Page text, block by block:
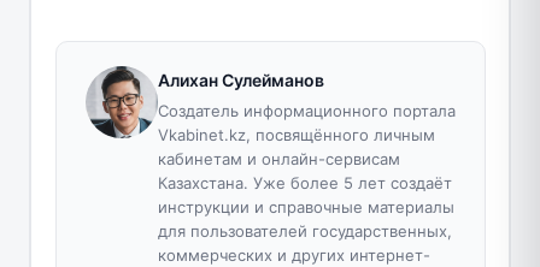
Алихан Сулейманов
Создатель информационного портала
Vkabinet.kz, посвящённого личным
кабинетам и онлайн-сервисам
Казахстана. Уже более 5 лет создаёт
инструкции и справочные материалы
для пользователей государственных,
коммерческих и других интернет-